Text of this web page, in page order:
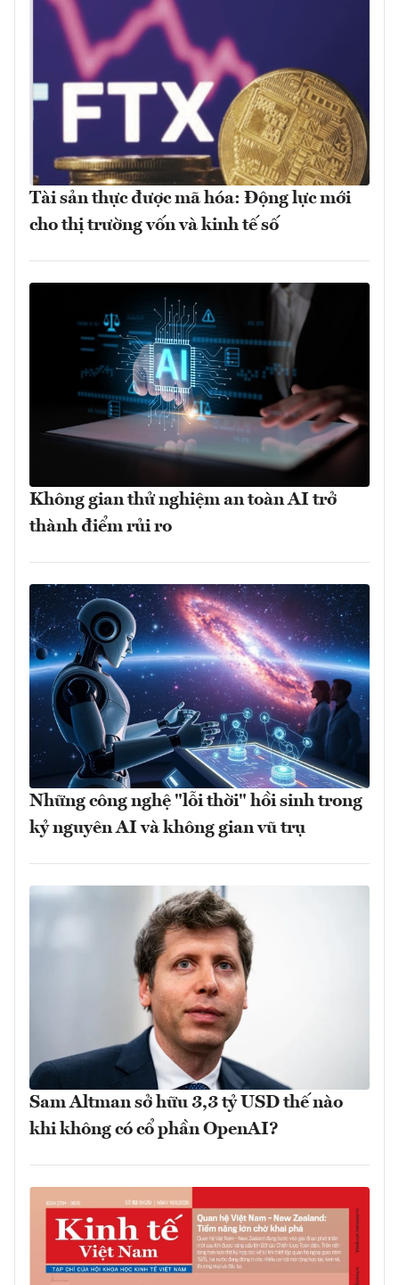
Tài sản thực được mã hóa: Động lực mới
cho thị trường vốn và kinh tế số
Không gian thử nghiệm an toàn AI trở
thành điểm rủi ro
Những công nghệ "lỗi thời" hồi sinh trong
kỷ nguyên AI và không gian vũ trụ
Sam Altman sở hữu 3,3 tỷ USD thế nào
khi không có cổ phần OpenAI?